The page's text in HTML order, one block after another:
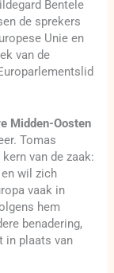
Bentele
de sprekers
Unie en
van de
Midden-Oosten
Tomas
van de zaak:
wil zich
vaak in
hem
benadering,
in plaats van